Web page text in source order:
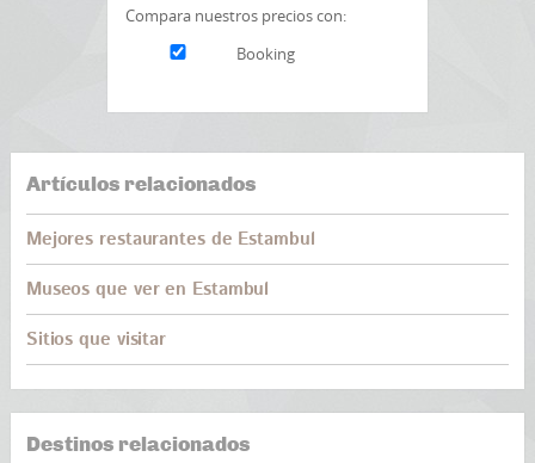
Compara nuestros precios con:
Booking
Artículos relacionados
Mejores restaurantes de Estambul
Museos que ver en Estambul
Sitios que visitar
Destinos relacionados